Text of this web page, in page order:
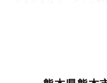
ありのままの空気感を